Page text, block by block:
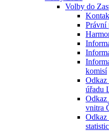
Volby do
Právní
komisí
Odkaz
úřadu
Odkaz
vnitra
Odkaz